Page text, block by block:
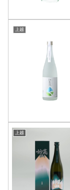
上越
上越